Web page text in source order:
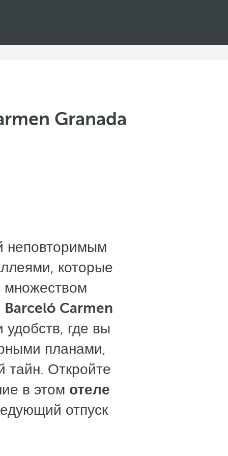
Granada
неповторимым
которые
множеством
Barceló Carmen
где вы
планами,
тайн. Откройте
в этом отеле
отпуск